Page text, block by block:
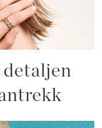
detaljen